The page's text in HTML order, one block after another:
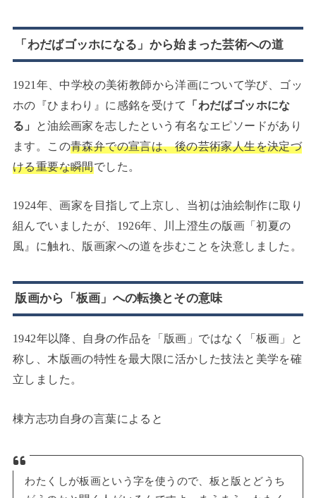
「わだばゴッホになる」から始まった芸術への道
1921年、中学校の美術教師から洋画について学び、ゴッ
ホの『ひまわり』に感銘を受けて 「わだばゴッホにな
る」
と油絵画家を志したという有名なエピソードがあり
ます。この青森弁での宣言は、後の芸術家人生を決定づ
ける重要な瞬間でした。
1924年、画家を目指して上京し、当初は油絵制作に取り
組んでいましたが、1926年、川上澄生の版画「初夏の
風』に触れ、版画家への道を歩むことを決意しました。
版画から「板画」への転換とその意味
1942年以降、自身の作品を「版画」ではなく「板画」と
称し、木版画の特性を最大限に活かした技法と美学を確
立しました。
棟方志功自身の言葉によると
わたくしが板画という字を使うので、板と版とどうち